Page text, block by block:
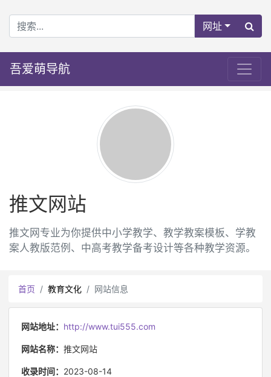
网址
吾爱萌导航
推文网站
推文网专业为你提供中小学教学、教学教案模板、学教
案人教版范例、中高考教学备考设计等各种教学资源。
首页 教育文化 网站信息
网站地址： http://www.tui555.com
网站名称： 推文网站
收录时间： 2023-08-14